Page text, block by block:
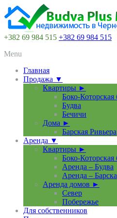
+382 69 984 515 +382 69 984 515
Menu
Главная
Продажа ▼
Квартиры ►
Боко-Которская
Будва
Бечичи
Дома ►
Барская Ривьера
Аренда ▼
Квартиры ►
Боко-Которская
Аренда – Будва
Аренда –
Аренда домов ►
Север
Побережье
Для собственников